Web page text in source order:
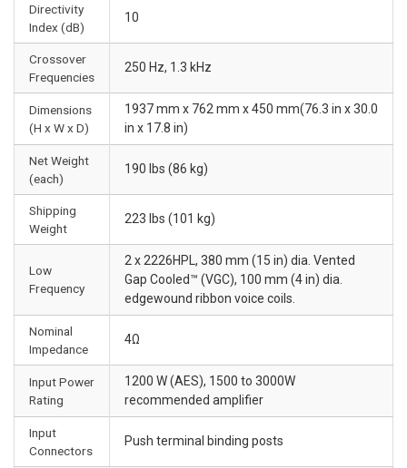
Directivity
Index (dB)
10
Crossover
Frequencies
250 Hz, 1.3 kHz
Dimensions
(H x W x D)
1937 mm x 762 mm x 450 mm(76.3 in x 30.0
in x 17.8 in)
Net Weight
(each)
190 lbs (86 kg)
Shipping
Weight
223 lbs (101 kg)
Low
Frequency
2 x 2226HPL, 380 mm (15 in) dia. Vented
Gap Cooled™ (VGC), 100 mm (4 in) dia.
edgewound ribbon voice coils.
Nominal
Impedance
4Ω
Input Power
Rating
1200 W (AES), 1500 to 3000W
recommended amplifier
Input
Connectors
Push terminal binding posts